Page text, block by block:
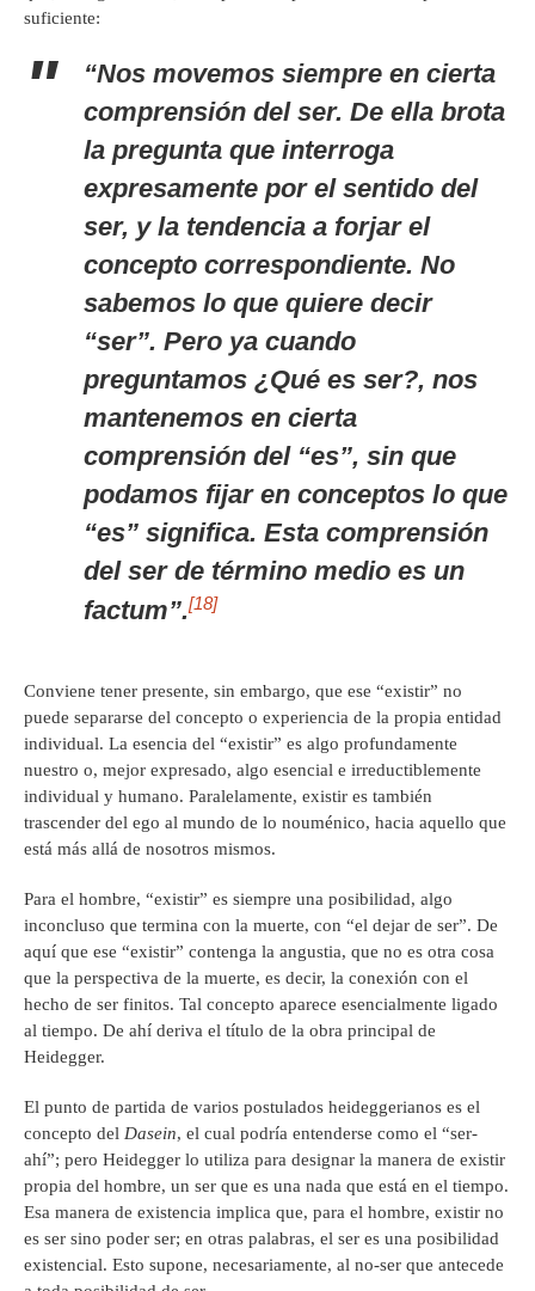
suficiente:
“Nos movemos siempre en cierta
comprensión del ser. De ella brota
la pregunta que interroga
expresamente por el sentido del
ser, y la tendencia a forjar el
concepto correspondiente. No
sabemos lo que quiere decir
“ser”. Pero ya cuando
preguntamos ¿Qué es ser?, nos
mantenemos en cierta
comprensión del “es”, sin que
podamos fijar en conceptos lo que
“es” significa. Esta comprensión
del ser de término medio es un
factum”.[18]
Conviene tener presente, sin embargo, que ese “existir” no
puede separarse del concepto o experiencia de la propia entidad
individual. La esencia del “existir” es algo profundamente
nuestro o, mejor expresado, algo esencial e irreductiblemente
individual y humano. Paralelamente, existir es también
trascender del ego al mundo de lo nouménico, hacia aquello que
está más allá de nosotros mismos.
Para el hombre, “existir” es siempre una posibilidad, algo
inconcluso que termina con la muerte, con “el dejar de ser”. De
aquí que ese “existir” contenga la angustia, que no es otra cosa
que la perspectiva de la muerte, es decir, la conexión con el
hecho de ser finitos. Tal concepto aparece esencialmente ligado
al tiempo. De ahí deriva el título de la obra principal de
Heidegger.
El punto de partida de varios postulados heideggerianos es el
concepto del Dasein, el cual podría entenderse como el “ser-
ahí”; pero Heidegger lo utiliza para designar la manera de existir
propia del hombre, un ser que es una nada que está en el tiempo.
Esa manera de existencia implica que, para el hombre, existir no
es ser sino poder ser; en otras palabras, el ser es una posibilidad
existencial. Esto supone, necesariamente, al no-ser que antecede